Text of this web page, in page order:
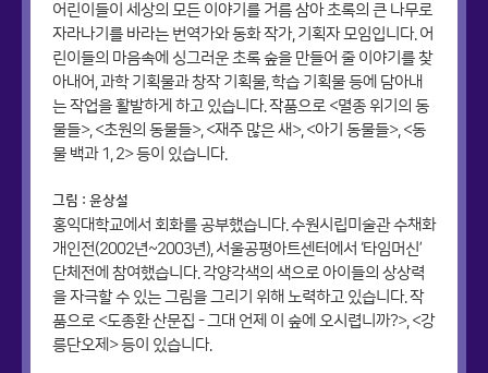
어린이들이 세상의 모든 이야기를 거름 삼아 초록의 큰 나무로
자라나기를 바라는 번역가와 동화 작가, 기획자 모임입니다. 어
린이들의 마음속에 싱그러운 초록 숲을 만들어 줄 이야기를 찾
아내어, 과학 기획물과 창작 기획물, 학습 기획물 등에 담아내
는 작업을 활발하게 하고 있습니다. 작품으로 <멸종 위기의 동
물들>, <초원의 동물들>, <재주 많은 새>, <아기 동물들>, <동
물 백과 1, 2> 등이 있습니다.
그림 : 윤상설
홍익대학교에서 회화를 공부했습니다. 수원시립미술관 수채화
개인전(2002년~2003년), 서울공평아트센터에서 ‘타임머신’
단체전에 참여했습니다. 각양각색의 색으로 아이들의 상상력
을 자극할 수 있는 그림을 그리기 위해 노력하고 있습니다. 작
품으로 <도종환 산문집 - 그대 언제 이 숲에 오시렵니까?>, <강
릉단오제> 등이 있습니다.